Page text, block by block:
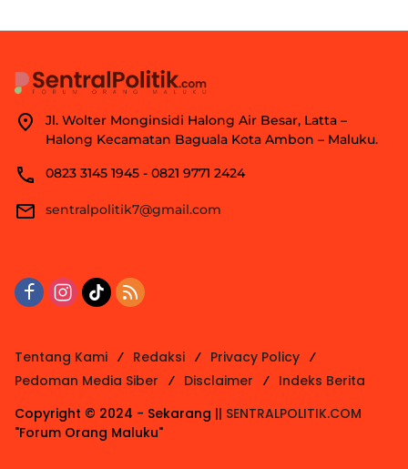
Jl. Wolter Monginsidi Halong Air Besar, Latta –
Halong Kecamatan Baguala Kota Ambon – Maluku.
0823 3145 1945 - 0821 9771 2424
sentralpolitik7@gmail.com
Tentang Kami Redaksi
Privacy Policy
Pedoman Media Siber
Disclaimer
Indeks Berita
Copyright © 2024 - Sekarang || SENTRALPOLITIK.COM
"Forum Orang Maluku"